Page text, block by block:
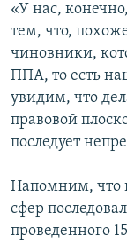
«У нас,
тем, что,
чиновники,
ППА, то есть
увидим, что
правовой
последует
Напомним, что
сфер
проведенного